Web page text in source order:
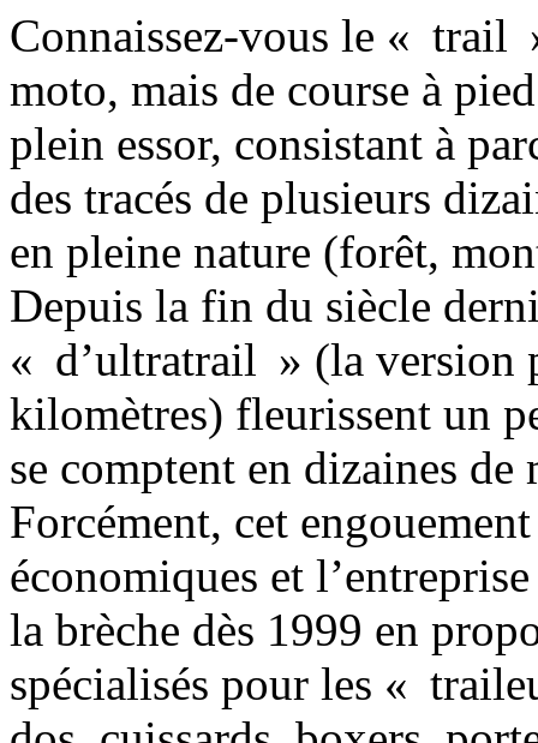
Connaissez-vous le « trail
moto, mais de course à
plein essor, consistant à
des tracés de plusieurs
en pleine nature (forêt,
Depuis la fin du siècle
« d’ultratrail » (la version
kilomètres) fleurissent un
se comptent en dizaines
Forcément, cet
économiques et
la brèche dès 1999 en
spécialisés pour les «